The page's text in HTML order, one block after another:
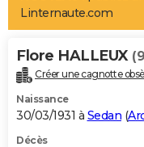
Art de vivre
Bien-être
Loisirs
Mode
Modes de vie
Alimentation
Guide de la santé
Maladies
Médicaments
Sommeil
VOYAGE
Destinations
City break
Voyage nature
Voyage de noces
Forum
Climat
+PHOTO
GUIDES D'ACHAT
Linternaute.com
Flore HALLEUX
Créer une cagnotte
Naissance
30/03/1931 à Sedan (
Décès